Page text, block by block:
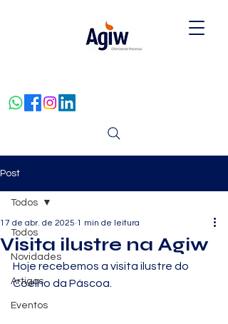
Post
Todos
Novidades
Artigos
Eventos
Todos
Visita ilustre na Agiw
17 de abr. de 2025 1 min de leitura
Hoje recebemos a visita ilustre do
Coelho da Páscoa.